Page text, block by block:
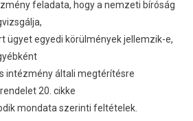
feladata, hogy a nemzeti bíróság
ügyet egyedi körülmények jellemzik-e,
intézmény általi megtérítésre
20. cikke
mondata szerinti feltételek.